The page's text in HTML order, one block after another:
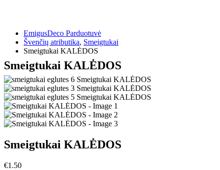
EmigusDeco Parduotuvė
Švenčių atributika, Smeigtukai
Smeigtukai KALĖDOS
Smeigtukai KALĖDOS
Smeigtukai KALĖDOS
€1.50